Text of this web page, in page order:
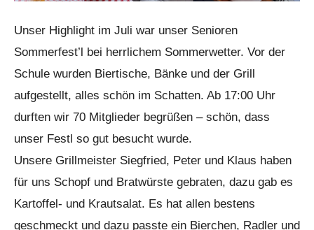
Unser Highlight im Juli war unser Senioren
Sommerfest’l bei herrlichem Sommerwetter. Vor der
Schule wurden Biertische, Bänke und der Grill
aufgestellt, alles schön im Schatten. Ab 17:00 Uhr
durften wir 70 Mitglieder begrüßen – schön, dass
unser Festl so gut besucht wurde.
Unsere Grillmeister Siegfried, Peter und Klaus haben
für uns Schopf und Bratwürste gebraten, dazu gab es
Kartoffel- und Krautsalat. Es hat allen bestens
geschmeckt und dazu passte ein Bierchen, Radler und